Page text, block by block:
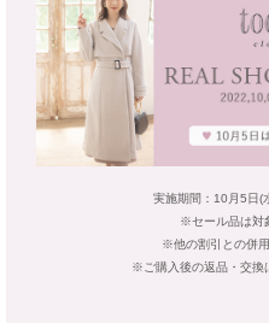
実施期間：10月5日(
※セール品は対
※他の割引との併用
※ご購入後の返品・交換